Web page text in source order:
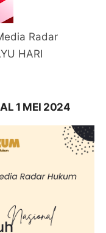
Radar
HARI
1 MEI 2024